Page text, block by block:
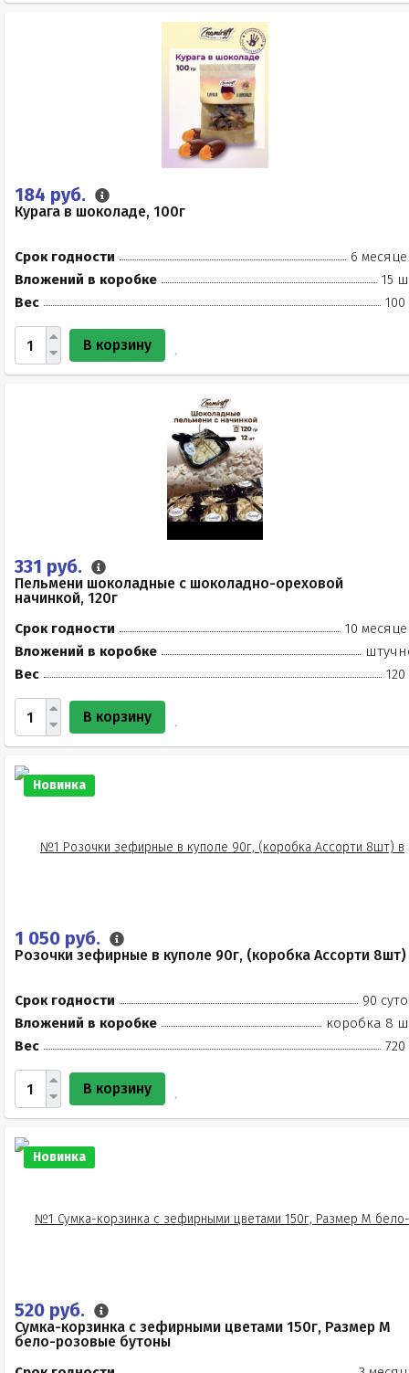
184 руб.
Курага в шоколаде, 100г
Срок годности
6
Вложений в коробке
15
Вес
100
В корзину
331 руб.
Пельмени шоколадные с шоколадно-ореховой
начинкой, 120г
Срок годности
10
Вложений в коробке
Вес
120
В корзину
Новинка
1 050 руб.
Розочки зефирные в куполе 90г, (коробка Ассорти 8шт)
Срок годности
90
Вложений в коробке
коробка 8
Вес
720
В корзину
Новинка
520 руб.
Сумка-корзинка с зефирными цветами 150г, Размер М
бело-розовые бутоны